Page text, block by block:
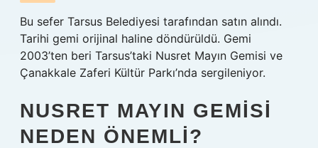
Bu sefer Tarsus Belediyesi tarafından satın alındı.
Tarihi gemi orijinal haline döndürüldü. Gemi
2003’ten beri Tarsus’taki Nusret Mayın Gemisi ve
Çanakkale Zaferi Kültür Parkı’nda sergileniyor.
NUSRET MAYIN GEMISI
NEDEN ÖNEMLI?